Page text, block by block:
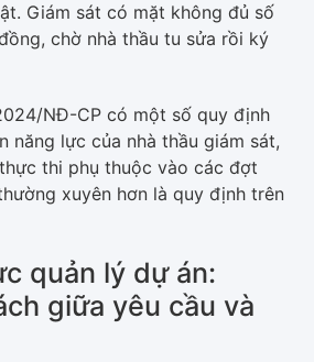
Giám sát có mặt không đủ số
chờ nhà thầu tu sửa rồi ký
NĐ-CP có một số quy định
năng lực của nhà thầu giám sát,
thi phụ thuộc vào các đợt
xuyên hơn là quy định trên
quản lý dự án:
giữa yêu cầu và